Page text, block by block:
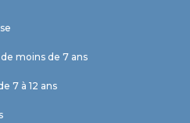
moins de 7 ans
7 à 12 ans